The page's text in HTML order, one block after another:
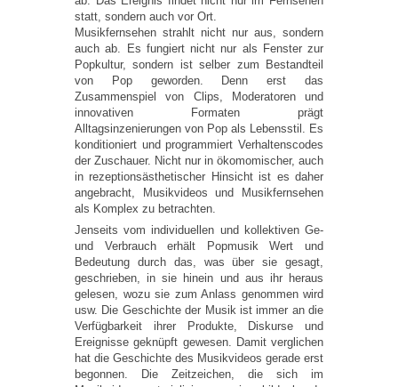
statt, sondern auch vor Ort.
Musikfernsehen strahlt nicht nur aus, sondern
auch ab. Es fungiert nicht nur als Fenster zur
Popkultur, sondern ist selber zum Bestandteil
von Pop geworden. Denn erst das
Zusammenspiel von Clips, Moderatoren und
innovativen Formaten prägt
Alltagsinzenierungen von Pop als Lebensstil. Es
konditioniert und programmiert Verhaltenscodes
der Zuschauer. Nicht nur in ökomomischer, auch
in rezeptionsästhetischer Hinsicht ist es daher
angebracht, Musikvideos und Musikfernsehen
als Komplex zu betrachten.
Jenseits vom individuellen und kollektiven Ge-
und Verbrauch erhält Popmusik Wert und
Bedeutung durch das, was über sie gesagt,
geschrieben, in sie hinein und aus ihr heraus
gelesen, wozu sie zum Anlass genommen wird
usw. Die Geschichte der Musik ist immer an die
Verfügbarkeit ihrer Produkte, Diskurse und
Ereignisse geknüpft gewesen. Damit verglichen
hat die Geschichte des Musikvideos gerade erst
begonnen. Die Zeitzeichen, die sich im